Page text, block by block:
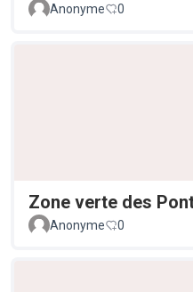
Anonyme 0
Zone verte des
Anonyme
0